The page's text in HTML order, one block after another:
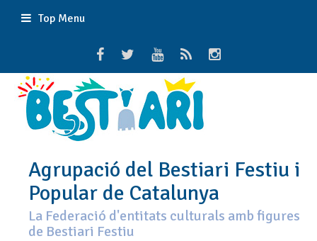
Top Menu
Agrupació del Bestiari Festiu i
Popular de Catalunya
La Federació d'entitats culturals amb figures
de Bestiari Festiu